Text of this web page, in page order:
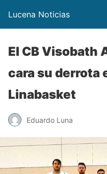
Lucena Noticias
El CB Visobath
cara su derrota
Linabasket
Eduardo Luna